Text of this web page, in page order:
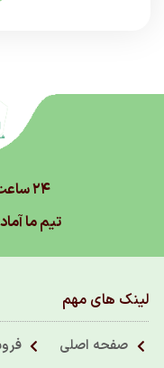
۲۴ ساعت هفته همراه شماییم
تیم ما
لینک های مهم
صفحه اصلی